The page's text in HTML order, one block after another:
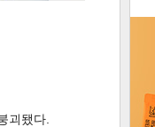
괴됐다.